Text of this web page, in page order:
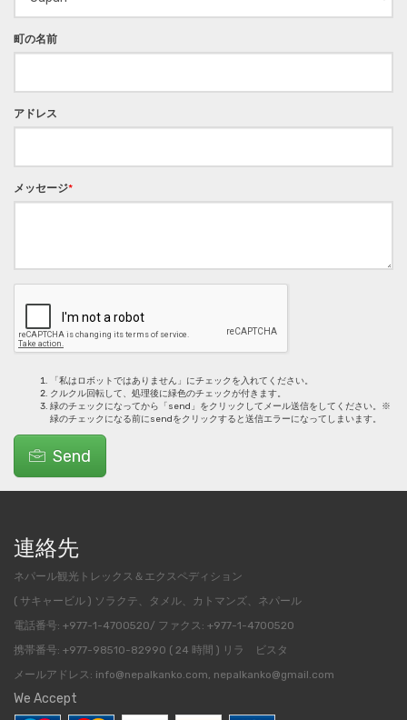
町の名前
アドレス
メッセージ*
「私はロボットではありません」にチェックを入れてください。
クルクル回転して、処理後に緑色のチェックが付きます。
緑のチェックになってから「send」をクリックしてメール送信をしてください。※
緑のチェックになる前にsendをクリックすると送信エラーになってしまいます。
Send
連絡先
ネパール観光トレックス＆エクスペディション
( サキャービル ) ソラクテ、タメル、カトマンズ、ネパール
電話番号: +977-1-4700520/ ファクス: +977-1-4700520
携帯番号: +977-98510-82990 ( 24 時間 ) リラ ビスタ
メールアドレス: info@nepalkanko.com, nepalkanko@gmail.com
We Accept